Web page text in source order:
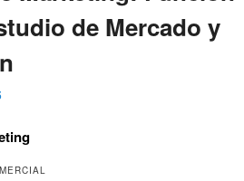
de Mercado y